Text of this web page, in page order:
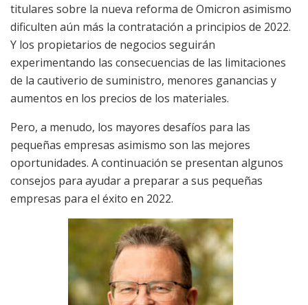
titulares sobre la nueva reforma de Omicron asimismo
dificulten aún más la contratación a principios de 2022.
Y los propietarios de negocios seguirán
experimentando las consecuencias de las limitaciones
de la cautiverio de suministro, menores ganancias y
aumentos en los precios de los materiales.
Pero, a menudo, los mayores desafíos para las
pequeñas empresas asimismo son las mejores
oportunidades. A continuación se presentan algunos
consejos para ayudar a preparar a sus pequeñas
empresas para el éxito en 2022.